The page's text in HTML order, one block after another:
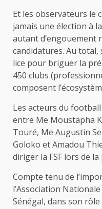
Et les observateurs le
jamais une élection à
autant d’engouement
candidatures. Au
lice pour briguer la
450 clubs
composent
Les acteurs du
entre Me Moustapha
Touré, Me Augustin
Goloko et Amadou
diriger la FSF lors de
Compte tenu de
l’Association
Sénégal, dans son rôle